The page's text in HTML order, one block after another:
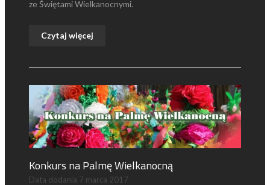
ze Świętami Wielkanocnymi.
Czytaj więcej
Konkurs na Palmę Wielkanocną
Data dodania 7 marca 2017